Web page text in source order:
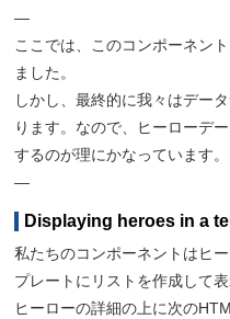
—
ここでは、このコンポーネン
ました。
しかし、最終的に我々はデー
ります。なので、ヒーローデ
するのが理にかなっています。
—
Displaying heroes in a
私たちのコンポーネントはヒ
プレートにリストを作成して
ヒーローの詳細の上に次の